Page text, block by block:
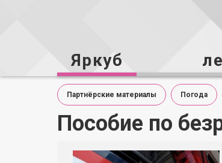
Яркуб
Партнёрские материалы Погода
Пособие по